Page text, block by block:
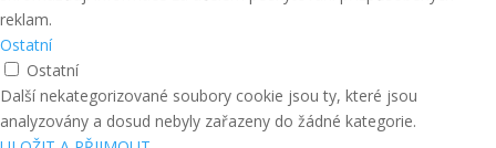
reklam.
Ostatní
Ostatní
Další nekategorizované soubory cookie jsou ty, které jsou
analyzovány a dosud nebyly zařazeny do žádné kategorie.